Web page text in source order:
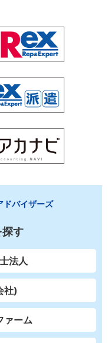
ドバイザーズ
す
法人
社)
ァーム